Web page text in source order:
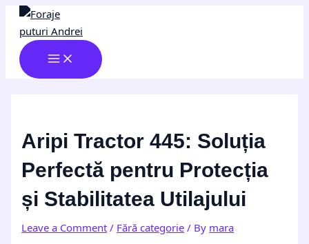
Skip
content
MENU
Aripi Tractor 445: Soluția
Perfectă pentru Protecția
și Stabilitatea Utilajului
Leave a Comment / Fără categorie / By mara
Post
navigation
Type
here..
Name*
Email*
Website